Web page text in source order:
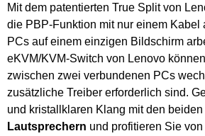
Mit dem patentierten True Split von
die PBP-Funktion mit nur einem Kabel
PCs auf einem einzigen Bildschirm
eKVM/KVM-Switch von Lenovo
zwischen zwei verbundenen PCs
zusätzliche Treiber erforderlich sind.
und kristallklaren Klang mit den beiden
Lautsprechern und profitieren Sie